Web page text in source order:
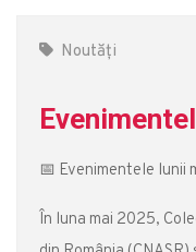
Noutăți
📅 Evenimentele lunii
În luna mai 2025,